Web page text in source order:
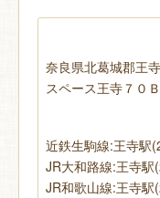
奈良県北葛城郡王
スペース王寺７０Ｂ
近鉄生駒線:王寺駅
JR大和路線:王寺駅
JR和歌山線:王寺駅